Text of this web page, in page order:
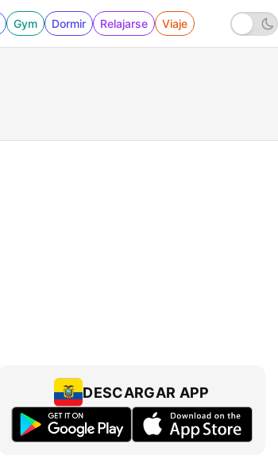
Gym Dormir Relajarse Viaje
DESCARGAR APP